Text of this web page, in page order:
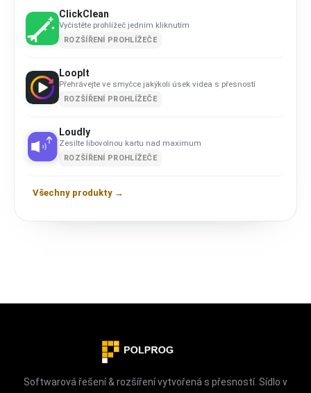
ClickClean
Vyčistěte prohlížeč jedním kliknutím
ROZŠÍŘENÍ PROHLÍŽEČE
LoopIt
Přehrávejte ve smyčce jakýkoli úsek videa s přesností
ROZŠÍŘENÍ PROHLÍŽEČE
Loudly
Zesilte libovolnou kartu nad maximum
ROZŠÍŘENÍ PROHLÍŽEČE
Všechny produkty →
Softwarová řešení & rozšíření vytvořená s přesností. Sídlo v